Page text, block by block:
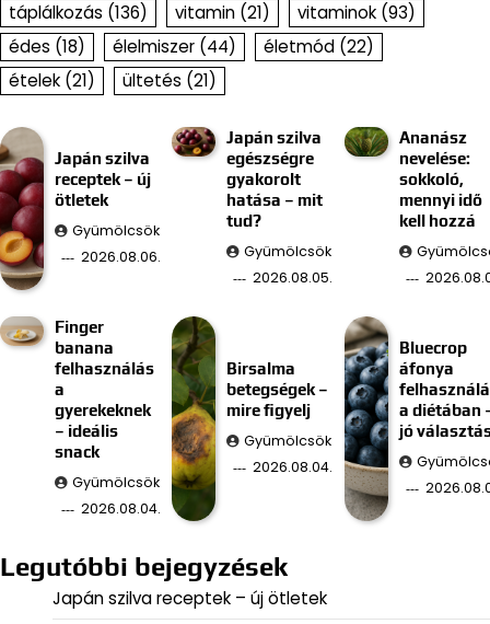
táplálkozás (136) vitamin (21) vitaminok (93)
édes (18) élelmiszer (44) életmód (22)
ételek (21) ültetés (21)
Japán szilva
receptek – új
ötletek
Gyümölcsök
2026.08.06.
Japán szilva
egészségre
gyakorolt
hatása – mit
tud?
Gyümölcsök
2026.08.05.
Ananász
nevelése:
sokkoló,
mennyi idő
kell hozzá
Finger
banana
felhasználás
a
gyerekeknek
– ideális
snack
Gyümölcsök
2026.08.04.
Birsalma
betegségek –
mire figyelj
Gyümölcsök
2026.08.04.
Bluecrop
áfonya
a diétában
jó
Legutóbbi bejegyzések
Japán szilva receptek – új ötletek